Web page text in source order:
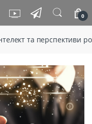
0
та перспективи